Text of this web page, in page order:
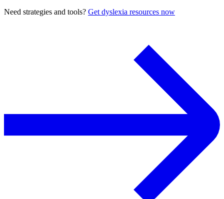
Need strategies and tools? Get dyslexia resources now